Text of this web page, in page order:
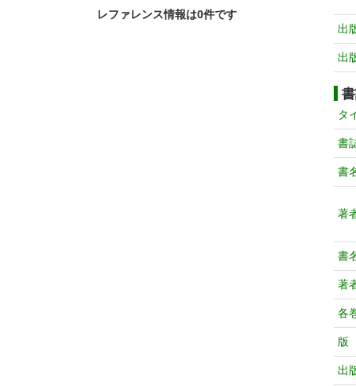
レファレンス情報は0件です
出
出
タ
書
書
著
書
著
各
版
出